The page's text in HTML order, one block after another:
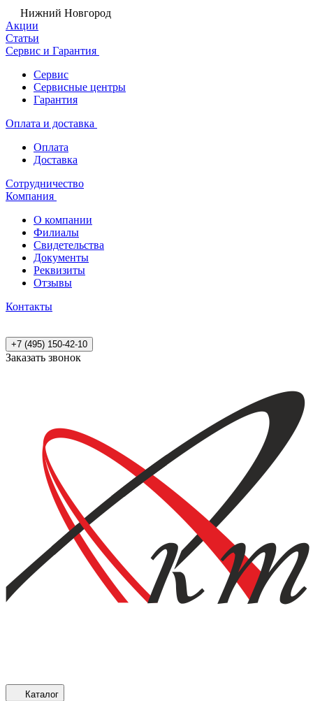
Нижний Новгород
Акции
Статьи
Сервис и Гарантия
Сервис
Сервисные центры
Гарантия
Оплата и доставка
Оплата
Доставка
Сотрудничество
Компания
О компании
Филиалы
Свидетельства
Документы
Реквизиты
Отзывы
Контакты
+7 (495) 150-42-10
Заказать звонок
Каталог